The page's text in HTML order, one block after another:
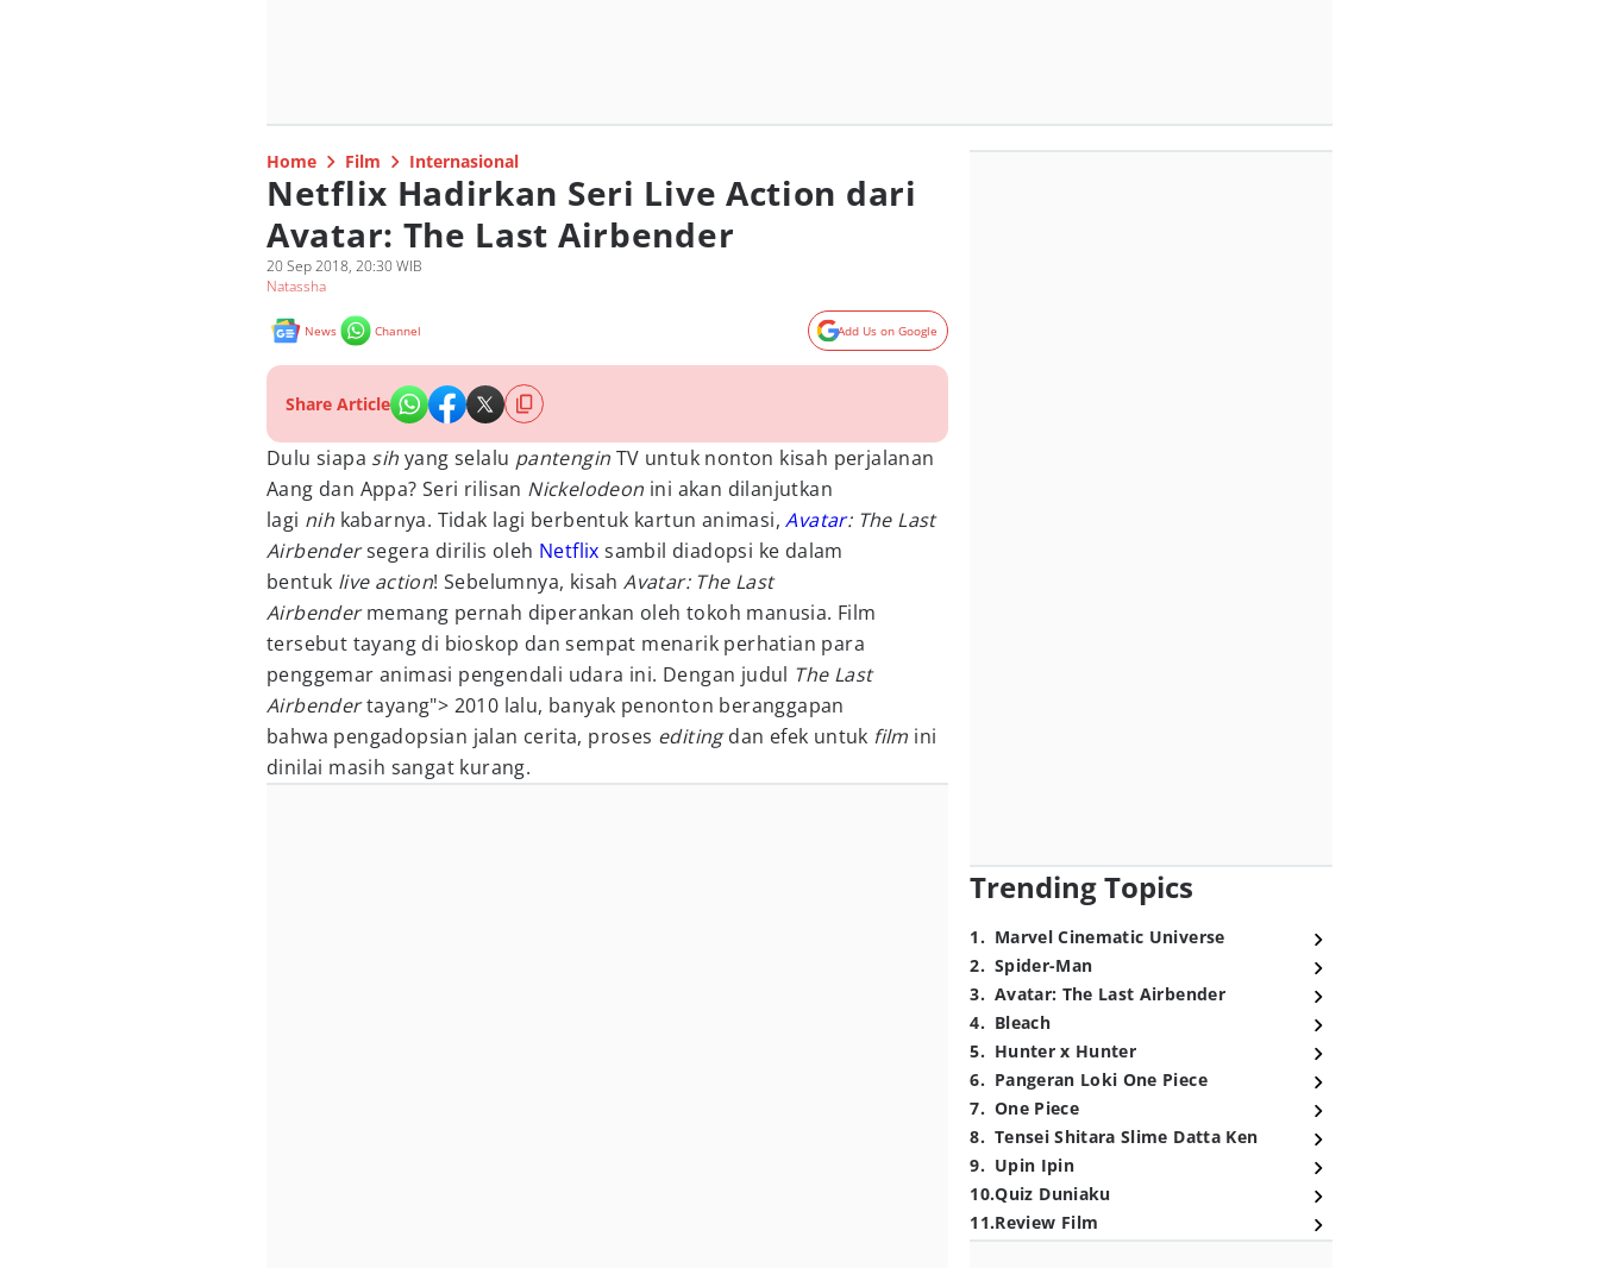
Home Film Internasional
Netflix Hadirkan Seri Live Action dari
Avatar: The Last Airbender
20 Sep 2018, 20:30 WIB
Natassha
News Channel Add Us on Google
Share Article
Dulu siapa sih yang selalu pantengin TV untuk nonton kisah perjalanan
Aang dan Appa? Seri rilisan Nickelodeon ini akan dilanjutkan
lagi nih kabarnya. Tidak lagi berbentuk kartun animasi,Avatar: The Last
Airbendersegera dirilis oleh Netflix sambil diadopsi ke dalam
bentuk live action! Sebelumnya, kisahAvatar: The Last
Airbendermemang pernah diperankan oleh tokoh manusia. Film
tersebut tayang di bioskop dan sempat menarik perhatian para
penggemar animasi pengendali udara ini. Dengan judul The Last
Airbendertayang"> 2010 lalu, banyak penonton beranggapan
bahwa pengadopsian jalan cerita, proses editingdan efek untuk film ini
dinilai masih sangat kurang.
Trending Topics
1. Marvel Cinematic Universe
2. Spider-Man
3. Avatar: The Last Airbender
4. Bleach
5. Hunter x Hunter
6. Pangeran Loki One Piece
7. One Piece
8. Tensei Shitara Slime Datta Ken
9. Upin Ipin
10.Quiz Duniaku
11.Review Film